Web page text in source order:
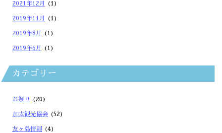
2021年12月 (1)
2019年11月 (1)
2019年8月 (1)
2019年6月 (1)
カテゴリー
お祭り (20)
加太観光協会 (52)
友ヶ島情報 (4)